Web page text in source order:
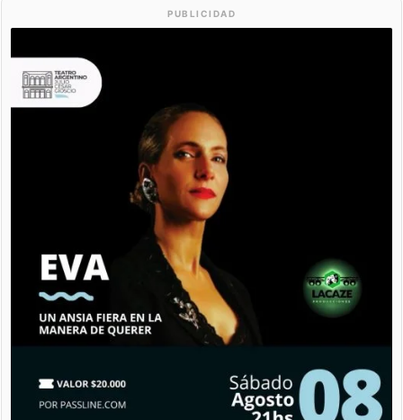
PUBLICIDAD